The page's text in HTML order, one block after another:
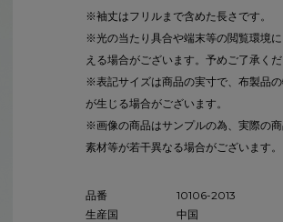
※袖丈はフリルまで含めた長さです。
※光の当たり具合や端末等の閲覧環境
える場合がございます。予めご了承くだ
※表記サイズは商品の実寸で、布製品
が生じる場合がございます。
※画像の商品はサンプルの為、実際の商
素材等が若干異なる場合がございます。
品番
10106-2013
生産国
中国